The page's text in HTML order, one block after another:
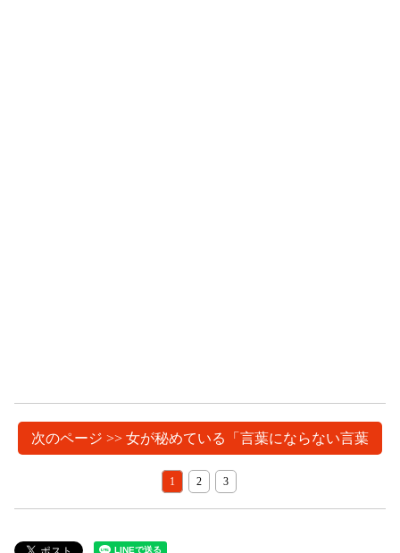
次のページ >> 女が秘めている「言葉にならない言葉
1 2 3